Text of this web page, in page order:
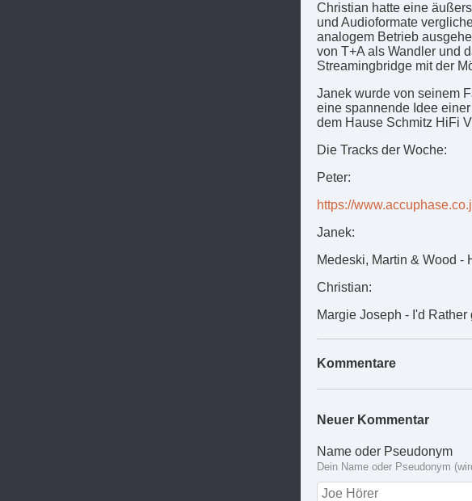
Christian hatte eine
und Audioformate
analogem Betrieb
von T+A als Wandler und
Streamingbridge mit der
Janek wurde von seinem
eine spannende Idee
dem Hause Schmitz HiFi
Die Tracks der Woche:
Peter:
https://
Janek:
Medeski, Martin & Wood -
Christian:
Margie Joseph - I'd Rather
Kommentare
Neuer Kommentar
Name oder Pseudonym
Dein Name oder Pseudonym